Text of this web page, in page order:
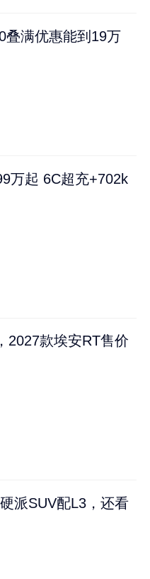
叠满优惠能到19万
万起 6C超充+702k
2027款埃安RT售价
派SUV配L3，还看